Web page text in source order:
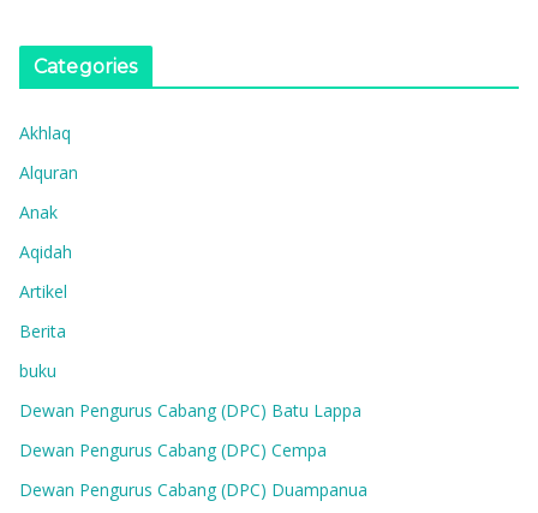
Categories
Akhlaq
Alquran
Anak
Aqidah
Artikel
Berita
buku
Dewan Pengurus Cabang (DPC) Batu Lappa
Dewan Pengurus Cabang (DPC) Cempa
Dewan Pengurus Cabang (DPC) Duampanua